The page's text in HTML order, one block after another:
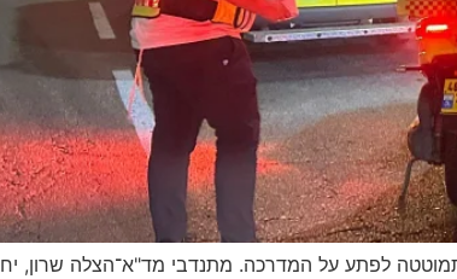
חירום רפואי התרחש הבוקר (יום רביעי) ברחוב פנחס לבון בנתניה, כאשר אישה כבת 40 התמוטטה לפתע על המדרכה. מתנדבי